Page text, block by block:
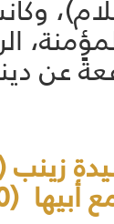
عن
زينب
(20 دقيقة):